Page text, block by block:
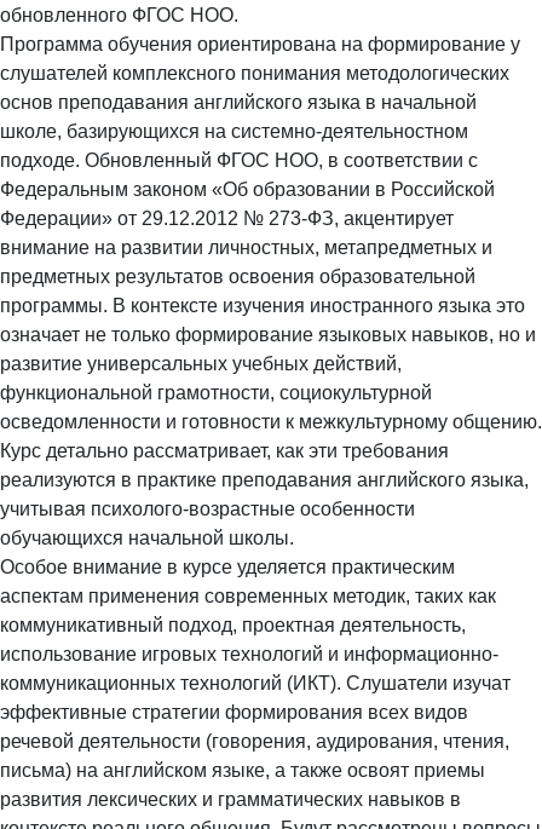
обновленного ФГОС НОО.
Программа обучения ориентирована на формирование у
слушателей комплексного понимания методологических
основ преподавания английского языка в начальной
школе, базирующихся на системно-деятельностном
подходе. Обновленный ФГОС НОО, в соответствии с
Федеральным законом «Об образовании в Российской
Федерации» от 29.12.2012 № 273-ФЗ, акцентирует
внимание на развитии личностных, метапредметных и
предметных результатов освоения образовательной
программы. В контексте изучения иностранного языка это
означает не только формирование языковых навыков, но и
развитие универсальных учебных действий,
функциональной грамотности, социокультурной
осведомленности и готовности к межкультурному общению.
Курс детально рассматривает, как эти требования
реализуются в практике преподавания английского языка,
учитывая психолого-возрастные особенности
обучающихся начальной школы.
Особое внимание в курсе уделяется практическим
аспектам применения современных методик, таких как
коммуникативный подход, проектная деятельность,
использование игровых технологий и информационно-
коммуникационных технологий (ИКТ). Слушатели изучат
эффективные стратегии формирования всех видов
речевой деятельности (говорения, аудирования, чтения,
письма) на английском языке, а также освоят приемы
развития лексических и грамматических навыков в